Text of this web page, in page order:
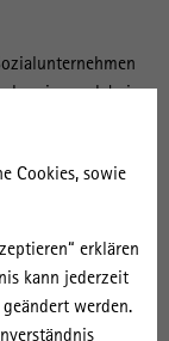
Cookies, sowie
erklären
kann jederzeit
werden.
dabei
das
und kreative
das
einer in Europa
gewinnen
Ideen und dem